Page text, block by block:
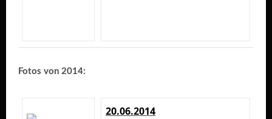
Fotos von 2014:
20.06.2014